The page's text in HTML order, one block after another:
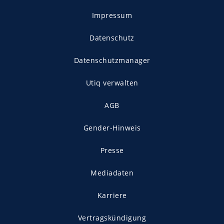
Impressum
Datenschutz
Datenschutzmanager
Utiq verwalten
AGB
Gender-Hinweis
Presse
Mediadaten
Karriere
Vertragskündigung